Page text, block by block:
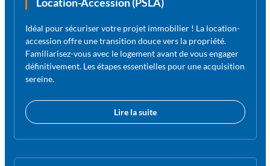
Idéal pour sécuriser votre projet immobilier ! La location-
accession offre une transition douce vers la propriété.
Familiarisez-vous avec le logement avant de vous engager
définitivement. Les étapes essentielles pour une acquisition
sereine.
Lire la suite